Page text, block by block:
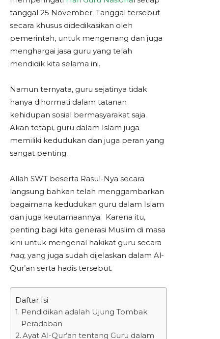
tanggal 25 November. Tanggal tersebut
secara khusus didedikasikan oleh
pemerintah, untuk mengenang dan juga
menghargai jasa guru yang telah
mendidik kita selama ini.
Namun ternyata, guru sejatinya tidak
hanya dihormati dalam tatanan
kehidupan sosial bermasyarakat saja.
Akan tetapi, guru dalam Islam juga
memiliki kedudukan dan juga peran yang
sangat penting.
Allah SWT beserta Rasul-Nya secara
langsung bahkan telah menggambarkan
bagaimana kedudukan guru dalam Islam
dan juga keutamaannya. Karena itu,
penting bagi kita generasi Muslim di masa
kini untuk mengenal hakikat guru secara
haq, yang juga sudah dijelaskan dalam Al-
Qur’an serta hadis tersebut.
Daftar Isi
Pendidikan adalah Ujung Tombak
Peradaban
Ayat Al-Qur’an tentang Guru dalam